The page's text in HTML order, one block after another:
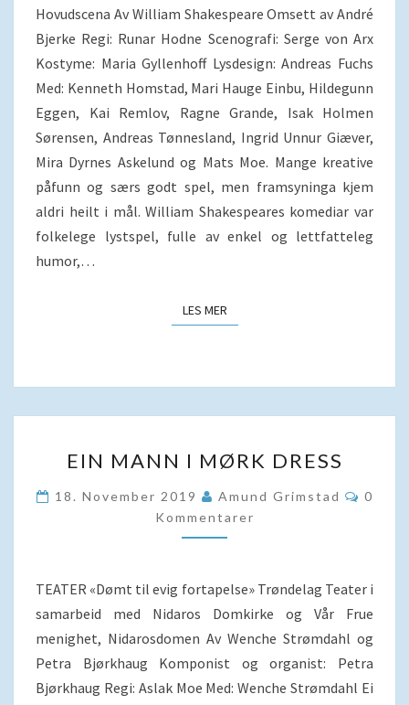
Hovudscena Av William Shakespeare Omsett av André
Bjerke Regi: Runar Hodne Scenografi: Serge von Arx
Kostyme: Maria Gyllenhoff Lysdesign: Andreas Fuchs
Med: Kenneth Homstad, Mari Hauge Einbu, Hildegunn
Eggen, Kai Remlov, Ragne Grande, Isak Holmen
Sørensen, Andreas Tønnesland, Ingrid Unnur Giæver,
Mira Dyrnes Askelund og Mats Moe. Mange kreative
påfunn og særs godt spel, men framsyninga kjem
aldri heilt i mål. William Shakespeares komediar var
folkelege lystspel, fulle av enkel og lettfatteleg
humor,…
LES MERLES MER
MANN
I
MØRK
DRESS
EIN MANN I MØRK DRESS
18. November 2019 Amund Grimstad
0
Kommentarer
TEATER «Dømt til evig fortapelse» Trøndelag Teater i
samarbeid med Nidaros Domkirke og Vår Frue
menighet, Nidarosdomen Av Wenche Strømdahl og
Petra Bjørkhaug Komponist og organist: Petra
Bjørkhaug Regi: Aslak Moe Med: Wenche Strømdahl Ei